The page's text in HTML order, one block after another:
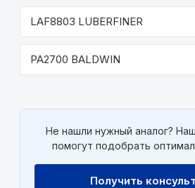
LAF8803 LUBERFINER
PA2700 BALDWIN
Не нашли нужный аналог?
помогут подобрать
Получить